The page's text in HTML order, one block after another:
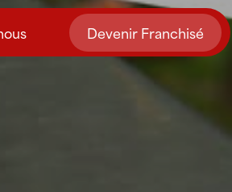
Devenir Franchisé